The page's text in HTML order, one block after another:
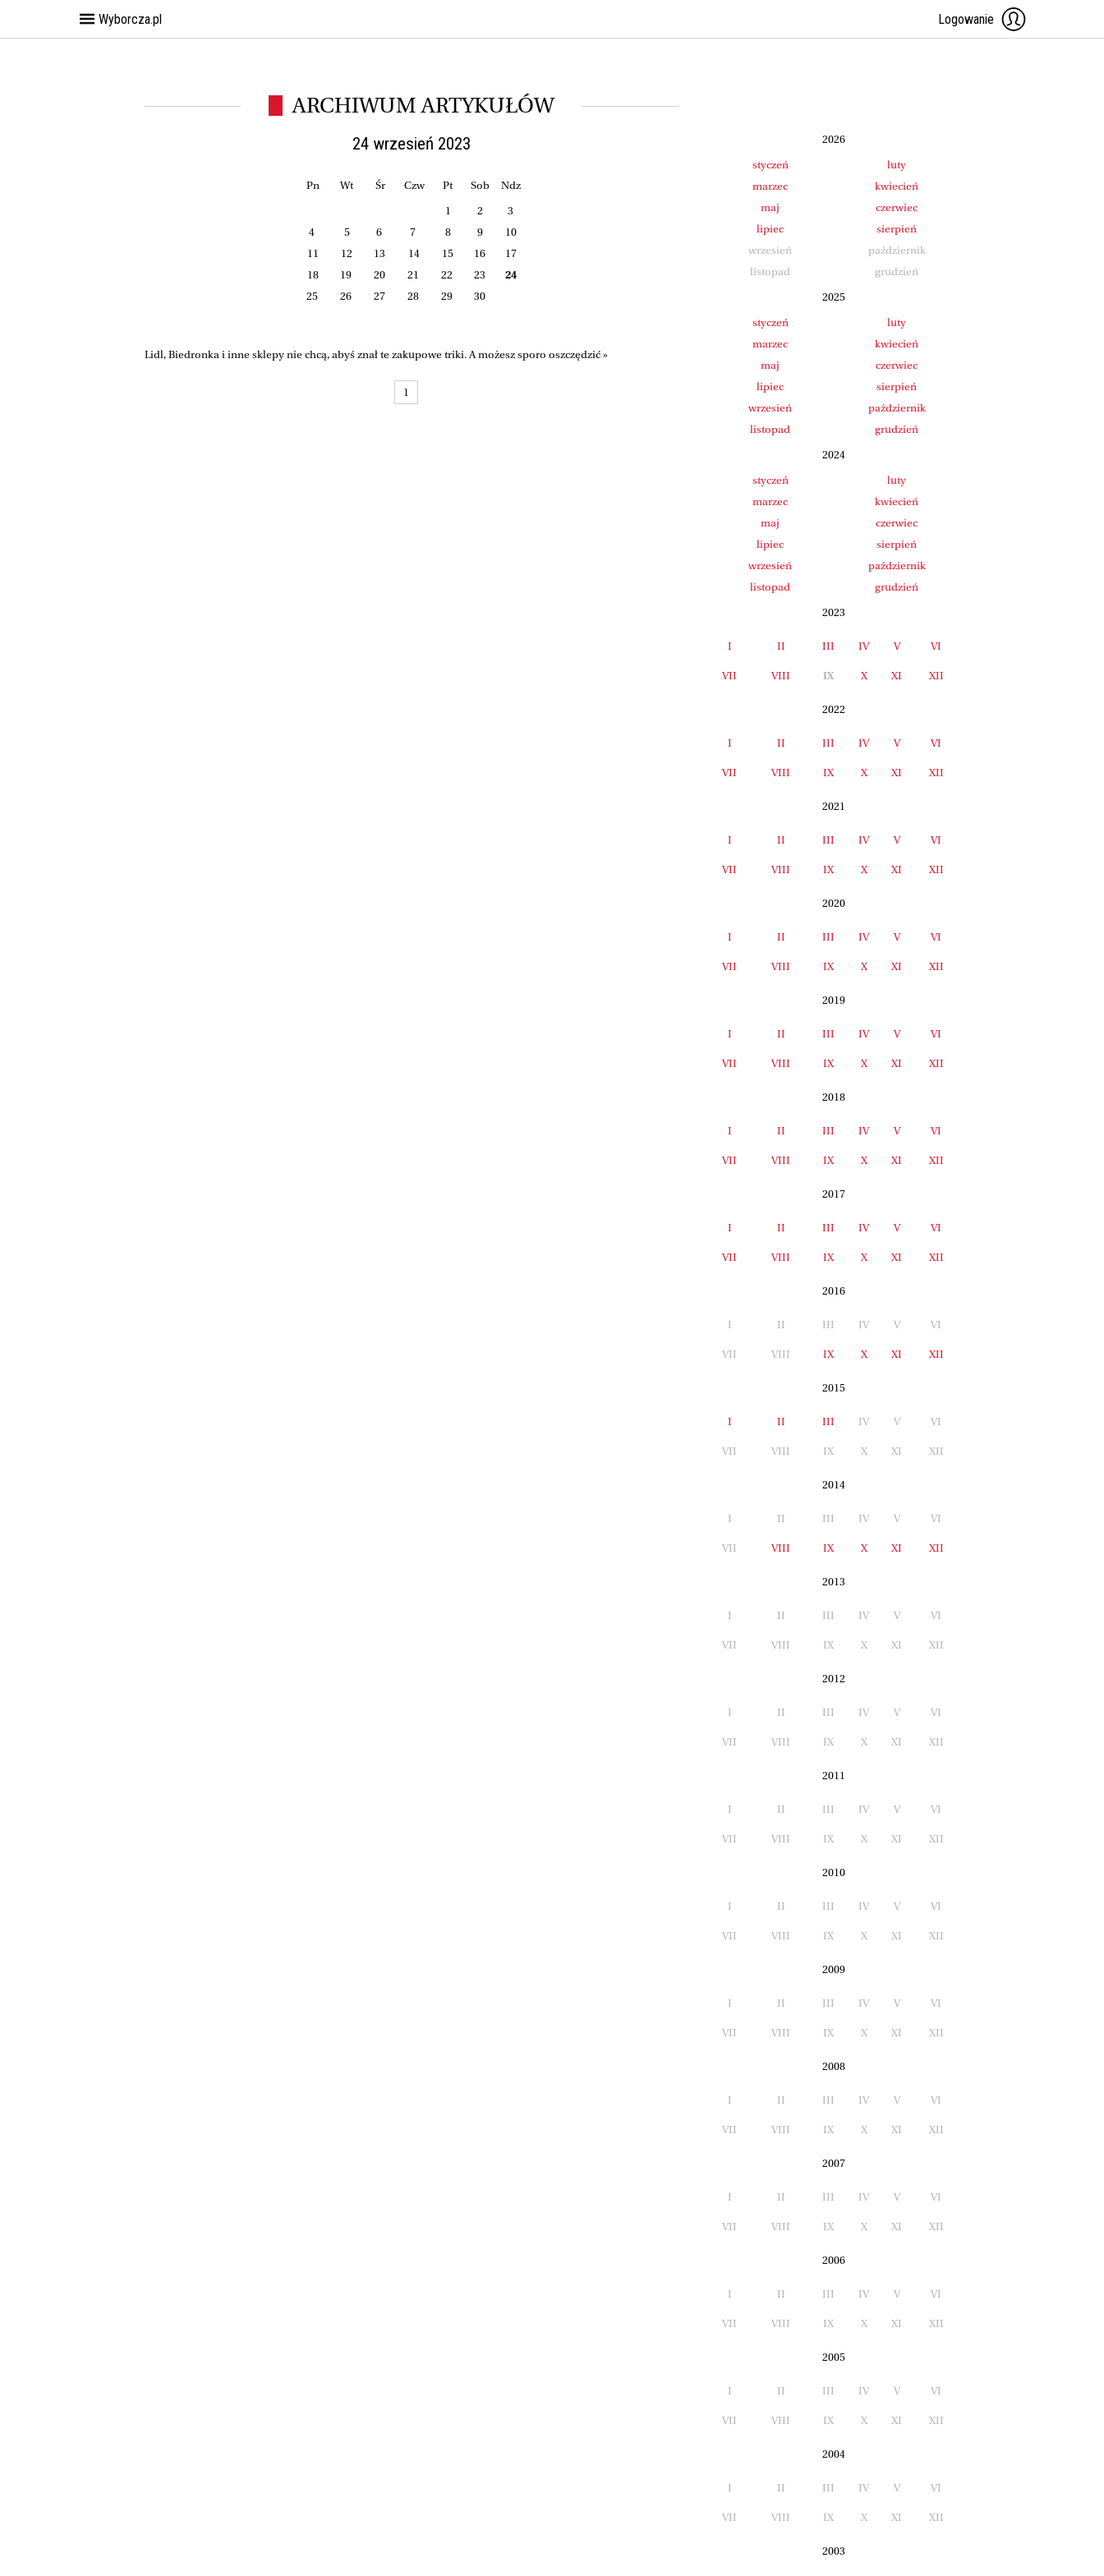
Wyborcza.pl Logowanie
ARCHIWUM ARTYKUŁÓW
24 wrzesień 2023
Pn Wt Śr Czw Pt Sob Ndz
1 2
3
4
5 6 7 8 9
10
11
12 13 14 15 16
17
18
19 20 21 22 23
24
25
26 27 28 29 30
Lidl, Biedronka i inne sklepy nie chcą, abyś znał te zakupowe triki. A możesz sporo oszczędzić »
1
2026
styczeń
luty
marzec
kwiecień
maj
czerwiec
lipiec
sierpień
wrzesień
październik
listopad
grudzień
2025
styczeń
luty
marzec
kwiecień
maj
czerwiec
lipiec
sierpień
wrzesień
październik
listopad
grudzień
2024
styczeń
luty
marzec
kwiecień
maj
czerwiec
lipiec
sierpień
wrzesień
październik
listopad
grudzień
2023
I II III IV V VI
VII VIII IX X XI XII
2022
I II III IV V VI
VII VIII IX X XI XII
2021
I II III IV V VI
VII VIII IX X XI XII
2020
I II III IV V VI
VII VIII IX X XI XII
2019
I II III IV V VI
VII VIII IX X XI XII
2018
I II III IV V VI
VII VIII IX X XI XII
2017
I II III IV V VI
VII VIII IX X XI XII
2016
I II III IV V VI
VII VIII IX X XI XII
2015
I II III IV V VI
VII VIII IX X XI XII
2014
I II III IV V VI
VII VIII IX X XI XII
2013
I II III IV V VI
VII VIII IX X XI XII
2012
I II III IV V VI
VII VIII IX X XI XII
2011
I II III IV V VI
VII VIII IX X XI XII
2010
I II III IV V VI
VII VIII IX X XI XII
2009
I II III IV V VI
VII VIII IX X XI XII
2008
I II III IV V VI
VII VIII IX X XI XII
2007
I II III IV V VI
VII VIII IX X XI XII
2006
I II III IV V VI
VII VIII IX X XI XII
2005
I II III IV V VI
VII VIII IX X XI XII
2004
I II III IV V VI
VII VIII IX X XI XII
2003